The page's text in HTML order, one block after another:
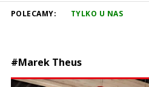
POLECAMY: TYLKO U NAS
#Marek Theus